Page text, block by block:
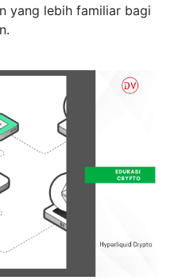
yang lebih familiar bagi